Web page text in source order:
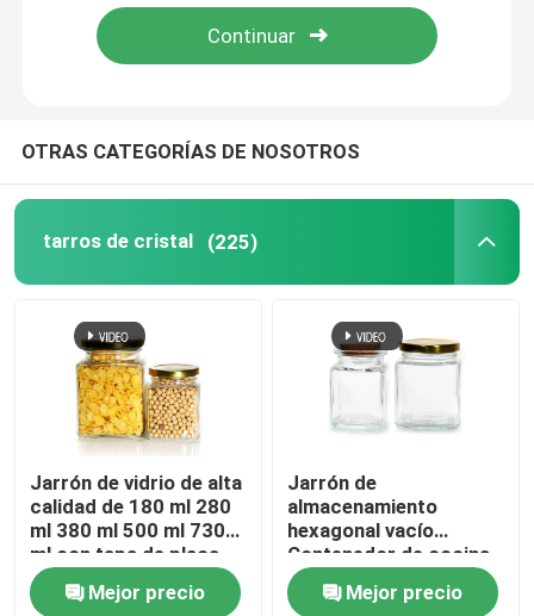
OTRAS CATEGORÍAS DE NOSOTROS
tarros de cristal (225)
Jarrón de vidrio de alta
calidad de 180 ml 280
ml 380 ml 500 ml 730
ml con tapa de placa
de estaño
Mejor precio
Jarrón de
almacenamiento
hexagonal vacío
Contenedor de cocina
de vidrio con tapas
metálicasMejor precio